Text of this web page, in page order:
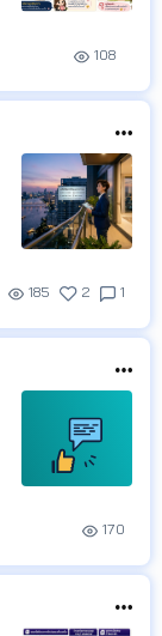
108
185 2 1
170